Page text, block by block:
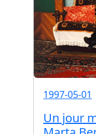
1997-05-01
Un jour